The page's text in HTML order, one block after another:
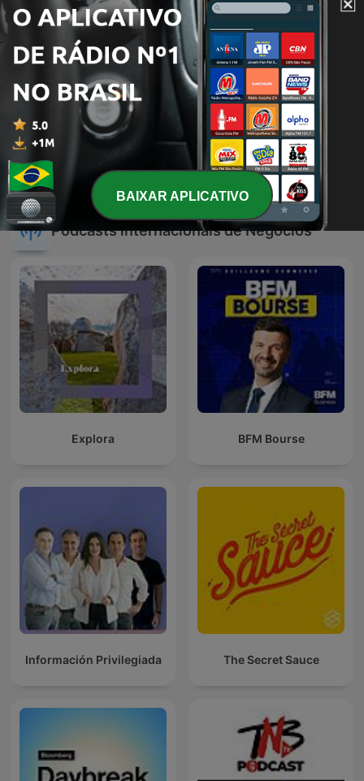
PrimoCast 吳淡如人生實用商學院
Podcasts internacionais de Negócios
Explora BFM Bourse
Información Privilegiada The Secret Sauce
BAIXAR APLICATIVO